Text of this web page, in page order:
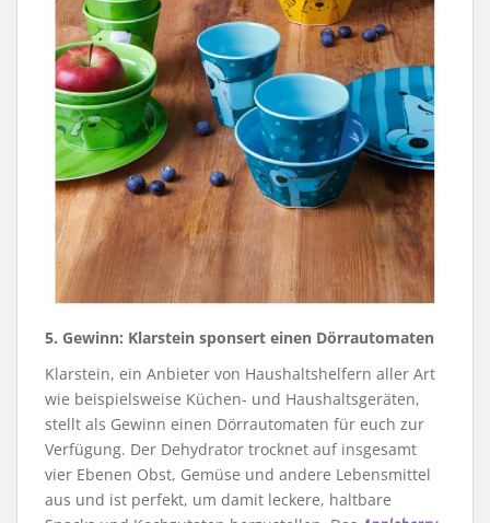
5. Gewinn: Klarstein sponsert einen Dörrautomaten
Klarstein, ein Anbieter von Haushaltshelfern aller Art
wie beispielsweise Küchen- und Haushaltsgeräten,
stellt als Gewinn einen Dörrautomaten für euch zur
Verfügung. Der Dehydrator trocknet auf insgesamt
vier Ebenen Obst, Gemüse und andere Lebensmittel
aus und ist perfekt, um damit leckere, haltbare